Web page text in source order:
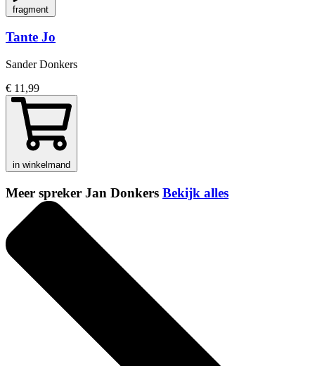
fragment
Tante Jo
Sander Donkers
€ 11,99
in winkelmand
Meer spreker Jan Donkers Bekijk alles